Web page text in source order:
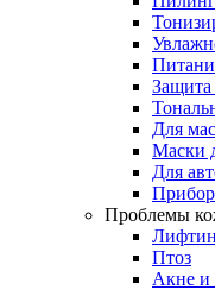
Для
Маски
Для
Проблемы
Птоз
Акне и